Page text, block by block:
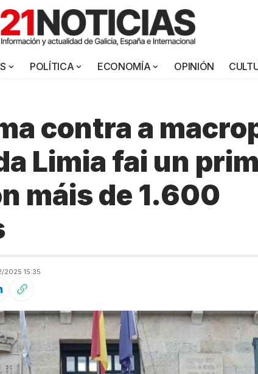
POLÍTICA ECONOMÍA OPINIÓN
contra a
Limia fai un
máis de 1.600
2025 15:35